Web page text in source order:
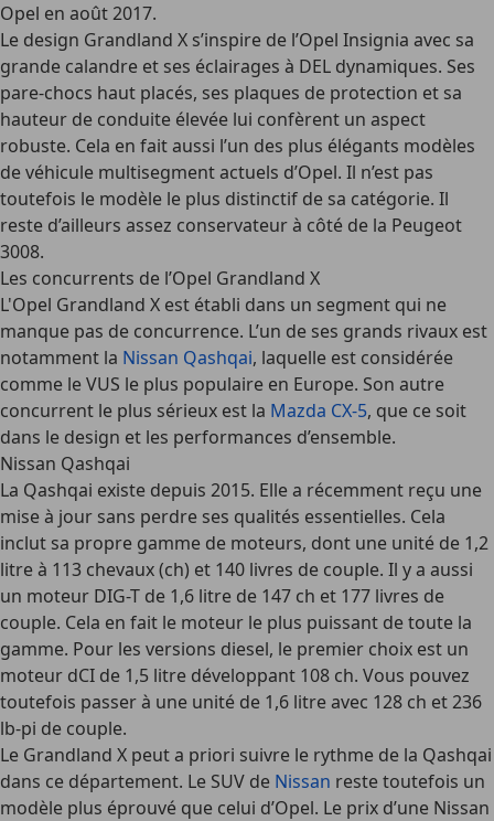
Opel en août 2017.
Le design Grandland X s’inspire de l’Opel Insignia avec sa
grande calandre et ses éclairages à DEL dynamiques. Ses
pare-chocs haut placés, ses plaques de protection et sa
hauteur de conduite élevée lui confèrent un aspect
robuste. Cela en fait aussi l’un des plus élégants modèles
de véhicule multisegment actuels d’Opel. Il n’est pas
toutefois le modèle le plus distinctif de sa catégorie. Il
reste d’ailleurs assez conservateur à côté de la Peugeot
3008.
Les concurrents de l’Opel Grandland X
L'Opel Grandland X est établi dans un segment qui ne
manque pas de concurrence. L’un de ses grands rivaux est
notamment la Nissan Qashqai, laquelle est considérée
comme le VUS le plus populaire en Europe. Son autre
concurrent le plus sérieux est la Mazda CX-5, que ce soit
dans le design et les performances d’ensemble.
Nissan Qashqai
La Qashqai existe depuis 2015. Elle a récemment reçu une
mise à jour sans perdre ses qualités essentielles. Cela
inclut sa propre gamme de moteurs, dont une unité de 1,2
litre à 113 chevaux (ch) et 140 livres de couple. Il y a aussi
un moteur DIG-T de 1,6 litre de 147 ch et 177 livres de
couple. Cela en fait le moteur le plus puissant de toute la
gamme. Pour les versions diesel, le premier choix est un
moteur dCI de 1,5 litre développant 108 ch. Vous pouvez
toutefois passer à une unité de 1,6 litre avec 128 ch et 236
lb-pi de couple.
Le Grandland X peut a priori suivre le rythme de la Qashqai
dans ce département. Le SUV de Nissan reste toutefois un
modèle plus éprouvé que celui d’Opel. Le prix d’une Nissan